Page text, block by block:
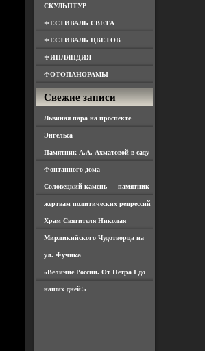
СКУЛЬПТУР
ФЕСТИВАЛЬ СВЕТА
ФЕСТИВАЛЬ ЦВЕТОВ
ФИНЛЯНДИЯ
ФОТОПАНОРАМЫ
Свежие записи
Львиная пара на проспекте
Энгельса
Памятник А.А. Ахматовой в саду
Фонтанного дома
Соловецкий камень — памятник
жертвам политических репрессий
Храм Святителя Николая
Мирликийского Чудотворца на
ул. Фучика
«Величие России. От Петра I до
наших дней!»